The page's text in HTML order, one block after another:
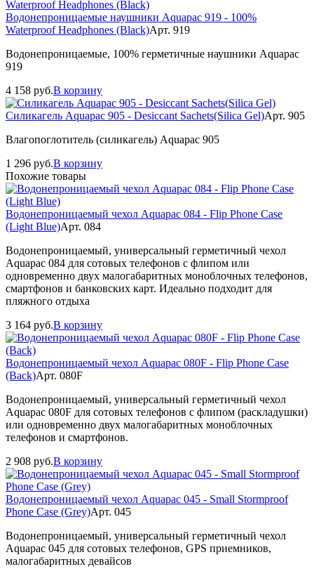
Водонепроницаемые наушники Aquapac 919 - 100%
Waterproof Headphones (Black)Арт. 919
Водонепроницаемые, 100% герметичные наушники Aquapac
919
4 158 руб.В корзину
Силикагель Aquapac 905 - Desiccant Sachets(Silica Gel)Арт. 905
Влагопоглотитель (силикагель) Aquapac 905
1 296 руб.В корзину
Похожие товары
Водонепроницаемый чехол Aquapac 084 - Flip Phone Case
(Light Blue)Арт. 084
Водонепроницаемый, универсальный герметичный чехол
Aquapac 084 для сотовых телефонов с флипом или
одновременно двух малогабаритных моноблочных телефонов,
смартфонов и банковских карт. Идеально подходит для
пляжного отдыха
3 164 руб.В корзину
Водонепроницаемый чехол Aquapac 080F - Flip Phone Case
(Back)Арт. 080F
Водонепроницаемый, универсальный герметичный чехол
Aquapac 080F для сотовых телефонов с флипом (раскладушки)
или одновременно двух малогабаритных моноблочных
телефонов и смартфонов.
2 908 руб.В корзину
Водонепроницаемый чехол Aquapac 045 - Small Stormproof
Phone Case (Grey)Арт. 045
Водонепроницаемый, универсальный герметичный чехол
Aquapac 045 для сотовых телефонов, GPS приемников,
малогабаритных девайсов